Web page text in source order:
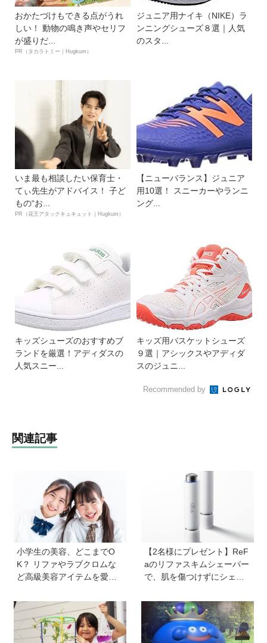
おかたづけもできる点がうれ
しい！ 動物の鳴き声やセリフ
が盛りだ...
PR（タカラトミー｜Hugkum）
ジュニア用ナイキ（NIKE）ラ
ンニングシューズ８選｜人気
のスタ...
いま最も相談したい保育士・
てぃ先生がアドバイス！ 子ど
もの“お...
PR（花王アタックキュキュット｜Hugkum）
【ニューバランス】ジュニア
用10選！ スニーカーやランニ
ング...
キッズシューズのおすすめブ
ランドを厳選！アディダスの
人気スニー...
キッズ用バスケットシューズ
９選｜アシックスやアディダ
スのジュニ...
Recommended by
関連記事
小学生の美容、どこまでO
K？ リファやラブクロムな
ど高級美容アイテムを愛用
以上が美容に肯定的【HugK
um総研】
【2名様にプレゼント】ReF
aのリファスキムシェーバー
で、肌を傷つけずにシェー
に入れて！